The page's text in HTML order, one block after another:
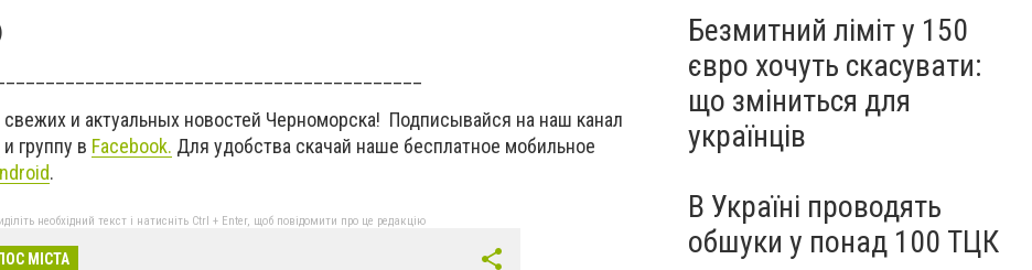
и актуальных новостей Черноморска! Подписывайся на наш канал
и группу в Facebook. Для удобства скачай наше бесплатное мобильное
.
необхідний текст і натисніть Ctrl + Enter, щоб повідомити про це редакцію
МІСТА
Безмитний ліміт у 150
євро хочуть скасувати:
що зміниться для
українців
В Україні проводять
обшуки у понад 100 ТЦК